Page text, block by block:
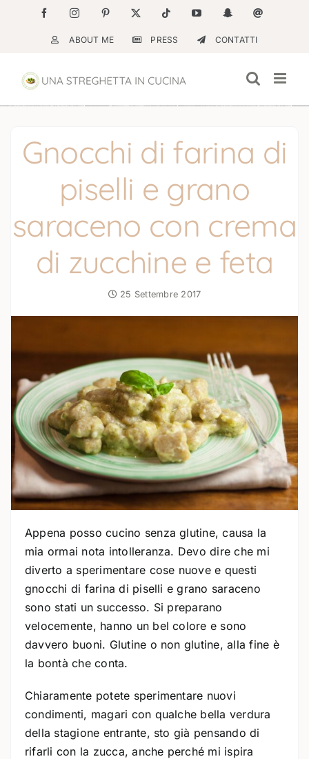
contenuto
FacebookInstagramPinterest Tiktok YouTubeSnapchatEmail
ABOUT ME PRESS CONTATTI
Gnocchi di farina di
piselli e grano
saraceno con crema
di zucchine e feta
25 Settembre 2017
Appena posso cucino senza glutine, causa la
mia ormai nota intolleranza. Devo dire che mi
diverto a sperimentare cose nuove e questi
gnocchi di farina di piselli e grano saraceno
sono stati un successo. Si preparano
velocemente, hanno un bel colore e sono
davvero buoni. Glutine o non glutine, alla fine è
la bontà che conta.
Chiaramente potete sperimentare nuovi
condimenti, magari con qualche bella verdura
della stagione entrante, sto già pensando di
rifarli con la zucca, anche perché mi ispira